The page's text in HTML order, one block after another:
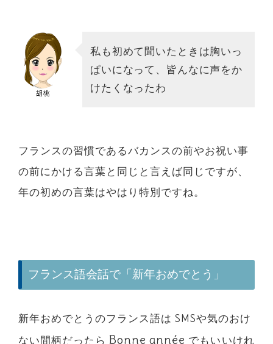
私も初めて聞いたときは胸いっ
ぱいになって、皆んなに声をか
けたくなったわ
フランスの習慣であるバカンスの前やお祝い事
の前にかける言葉と同じと言えば同じですが、
年の初めの言葉はやはり特別ですね。
フランス語会話で「新年おめでとう」
新年おめでとうのフランス語は SMSや気のおけ
ない間柄だったらBonne année でもいいけれ